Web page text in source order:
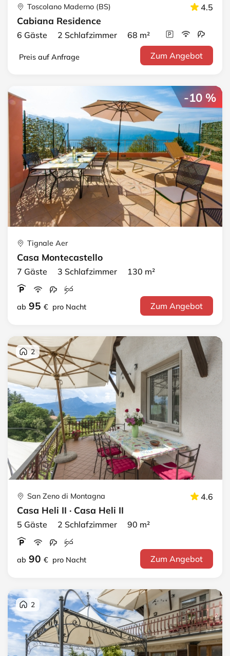
Toscolano Maderno (BS) 4.5
Cabiana Residence
6 Gäste 2 Schlafzimmer 68 m²
Preis auf Anfrage Zum Angebot
-10 %
Tignale Aer
Casa Montecastello
7 Gäste 3 Schlafzimmer 130 m²
ab 95 € pro Nacht Zum Angebot
2
San Zeno di Montagna 4.6
Casa Heli II · Casa Heli II
5 Gäste 2 Schlafzimmer 90 m²
ab 90 € pro Nacht Zum Angebot
2